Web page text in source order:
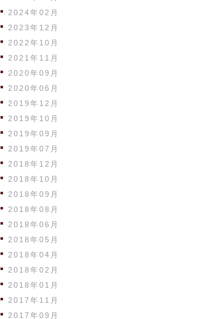
2024年02月
2023年12月
2022年10月
2021年11月
2020年09月
2020年06月
2019年12月
2019年10月
2019年09月
2019年07月
2018年12月
2018年10月
2018年09月
2018年08月
2018年06月
2018年05月
2018年04月
2018年02月
2018年01月
2017年11月
2017年09月